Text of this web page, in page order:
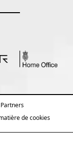
de cookies